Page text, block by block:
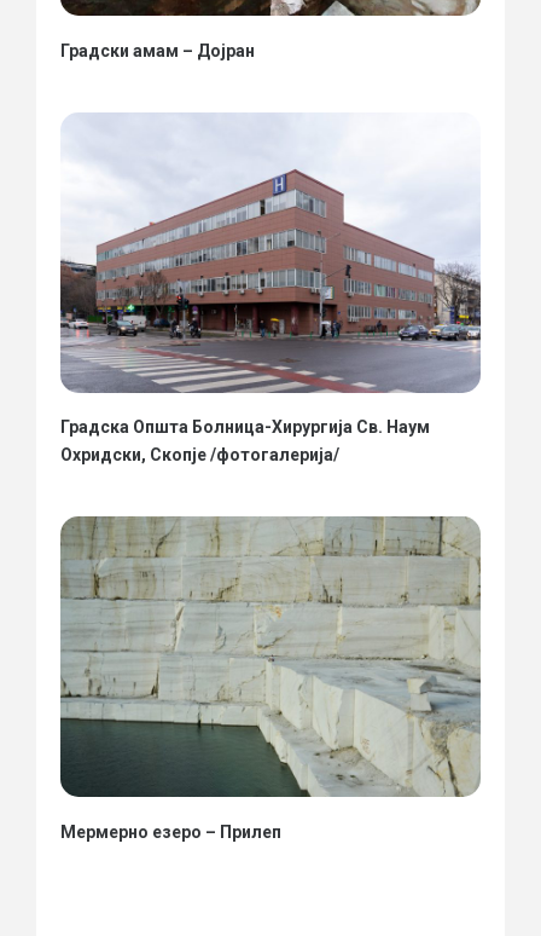
Градски амам – Дојран
Градска Општа Болница-Хирургија Св. Наум
Охридски, Скопје /фотогалерија/
Мермерно езеро – Прилеп